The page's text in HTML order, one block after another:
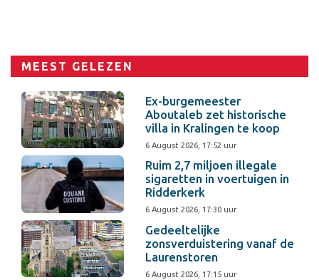
MEEST GELEZEN
Ex-burgemeester
Aboutaleb zet historische
villa in Kralingen te koop
6 August 2026, 17:52 uur
Ruim 2,7 miljoen illegale
sigaretten in voertuigen in
Ridderkerk
6 August 2026, 17:30 uur
Gedeeltelijke
zonsverduistering vanaf de
Laurenstoren
6 August 2026, 17:15 uur